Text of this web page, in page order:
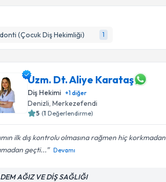
(Çocuk Diş Hekimliği) 1
Uzm. Dt. Aliye Karataş
Diş Hekimi +1diğer
Denizli, Merkezefendi
5 (1 Değerlendirme)
ilk dış kontrolu olmasına rağmen hiç korkmadan
geçti...
Devamı
AĞIZ VE DİŞ SAĞLIĞI